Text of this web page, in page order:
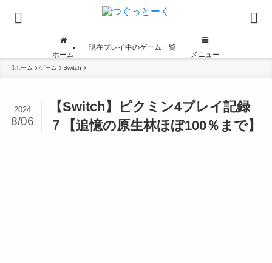
ホーム
現在プレイ中のゲーム一覧
メニュー
ホーム ゲーム Switch
【Switch】ピクミン4プレイ記録
７【追憶の原生林ほぼ100％まで】
2024
8/06